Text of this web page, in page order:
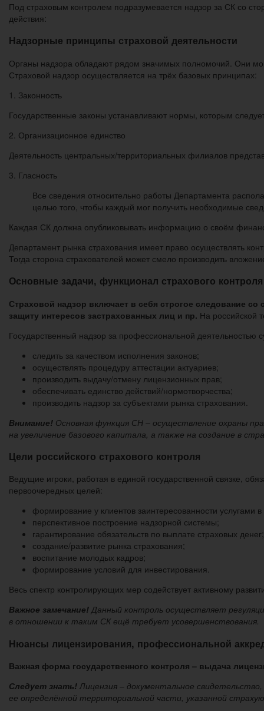
Под страховым контролем подразумевается надзор за СК со
действия:
Надзорные принципы страховой деятельности
Органы надзора обладают рядом значимых полномочий. Они
Страховой надзор осуществляется на трёх базовых принципах:
1. Законность
Государственные законы устанавливают нормы, которым
2. Организационное единство
Деятельность центральных/территориальных филиалов
3. Гласность
Все сведения относительно работы Департамента
целью того, чтобы каждый мог получить необходимые
Каждая СК должна опубликовывать информацию о своём
Департамент рынка страхования имеет право осуществлять
Тогда сторона страхователей может смело производить
Основные задачи, функционал страхового контроля
Страховой надзор включает в себя строгое следование
защиту интересов застрахованных лиц и пр. На российской
Государственный надзор за профессиональной деятельностью
следить за качеством исполнения законов;
осуществлять процедуру аттестации актуариев;
производить выдачу/отмену лицензионных прав;
обеспечивать единство действий/нормотворчества;
производить надзор за субъектами рынка страхования.
Внимание! Основная функция СН – осуществление охраны
на увеличение базового капитала, а также на создание в
Цели российского страхового контроля
Ведущие игроки, работая в единой государственной связке,
первоочередных целей:
формирование у клиентов заинтересованности услугами
перспективное построение надзорной системы;
гарантирование обязательств по выплате страховых денег;
создание/развитие рынка страхования;
воспитание молодых кадров;
формирование условий для инвестирования.
Весь спектр контролирующих мер содействует активному
Важное замечание!Данный контроль осуществляет
в отношении к таким СК ещё требует усовершенствования.
Нюансы лицензирования, профессиональной
Важная форма государственного контроля – выдача
Следует знать!Лицензия – документальное
ее определённой территориальной части, указанной